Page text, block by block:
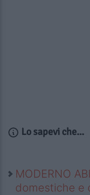
Lo sapevi che...
MODERNO
domestiche e